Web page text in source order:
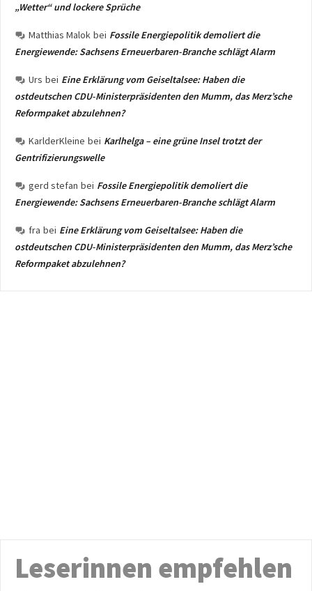
„Wetter“ und lockere Sprüche
Matthias Malok bei Fossile Energiepolitik demoliert die
Energiewende: Sachsens Erneuerbaren-Branche schlägt Alarm
Urs bei Eine Erklärung vom Geiseltalsee: Haben die
ostdeutschen CDU-Ministerpräsidenten den Mumm, das Merz’sche
Reformpaket abzulehnen?
KarlderKleine bei Karlhelga – eine grüne Insel trotzt der
Gentrifizierungswelle
gerd stefan bei Fossile Energiepolitik demoliert die
Energiewende: Sachsens Erneuerbaren-Branche schlägt Alarm
fra bei Eine Erklärung vom Geiseltalsee: Haben die
ostdeutschen CDU-Ministerpräsidenten den Mumm, das Merz’sche
Reformpaket abzulehnen?
Leserinnen empfehlen